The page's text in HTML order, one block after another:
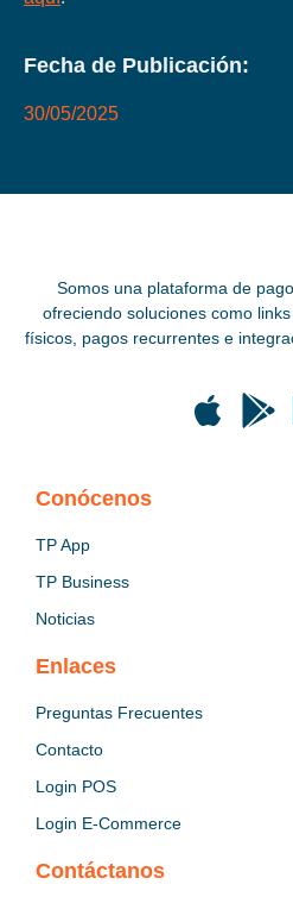
Fecha de Publicación:
30/05/2025
Somos una plataforma de
ofreciendo soluciones como
físicos, pagos recurrentes e
Conócenos
TP App
TP Business
Noticias
Enlaces
Preguntas Frecuentes
Contacto
Login POS
Login E-Commerce
Contáctanos